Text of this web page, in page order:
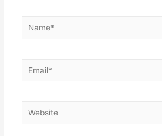
Name*
Email*
Website